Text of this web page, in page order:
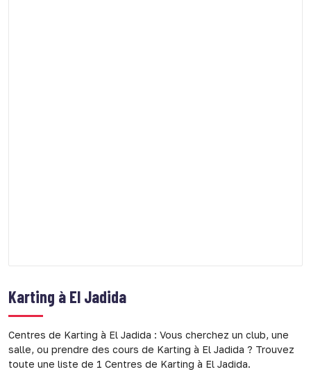
Karting à El Jadida
Centres de Karting à El Jadida : Vous cherchez un club, une
salle, ou prendre des cours de Karting à El Jadida ? Trouvez
toute une liste de 1 Centres de Karting à El Jadida.